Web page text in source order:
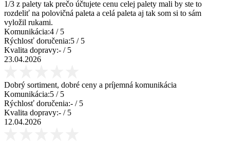
1/3 z palety tak prečo účtujete cenu celej palety mali by ste to
rozdeliť na polovičná paleta a celá paleta aj tak som si to sám
vyložil rukami.
Komunikácia:4 / 5
Rýchlosť doručenia:5 / 5
Kvalita dopravy:- / 5
23.04.2026
Dobrý sortiment, dobré ceny a príjemná komunikácia
Komunikácia:5 / 5
Rýchlosť doručenia:- / 5
Kvalita dopravy:- / 5
12.04.2026